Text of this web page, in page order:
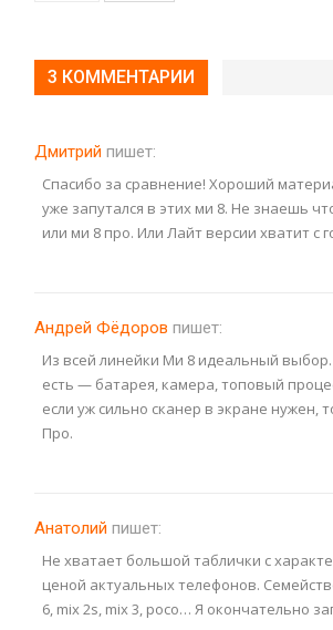
3 КОММЕНТАРИИ
Дмитрий пишет:
Спасибо за сравнение! Хороший
уже запутался в этих ми 8. Не знаешь
или ми 8 про. Или Лайт версии хватит с
Андрей Фёдоров пишет:
Из всей линейки Ми 8 идеальный
есть — батарея, камера, топовый
если уж сильно сканер в экране нужен,
Про.
Анатолий пишет:
Не хватает большой таблички с
ценой актуальных телефонов.
6, mix 2s, mix 3, poco… Я окончательно